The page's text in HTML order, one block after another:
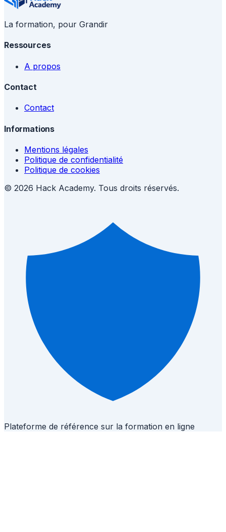
La formation, pour Grandir
Ressources
A propos
Contact
Contact
Informations
Mentions légales
Politique de confidentialité
Politique de cookies
© 2026 Hack Academy. Tous droits réservés.
Plateforme de référence sur la formation en ligne